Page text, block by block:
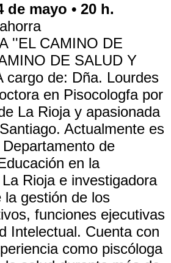
de mayo • 20 h.
''EL CAMINO DE
DE SALUD Y
cargo de: Dña. Lourdes
en Pisocologfa por
La Rioja y apasionada
Actualmente es
de
en la
Rioja e investigadora
la gestión de los
funciones ejecutivas
Intelectual. Cuenta con
como piscóloga